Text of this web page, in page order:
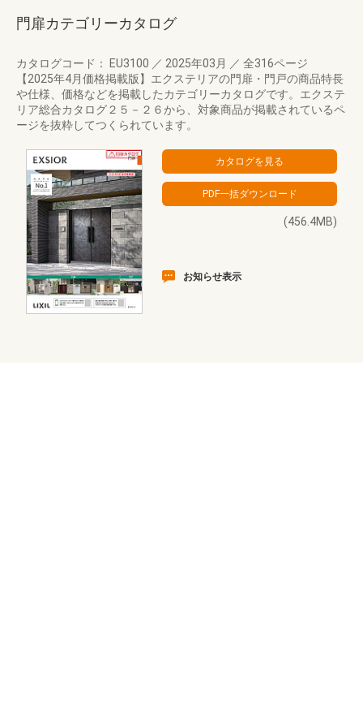
門扉カテゴリーカタログ
カタログコード： EU3100 ／ 2025年03月 ／ 全316ページ
【2025年4月価格掲載版】エクステリアの門扉・門戸の商品特長
や仕様、価格などを掲載したカテゴリーカタログです。エクステ
リア総合カタログ２５－２６から、対象商品が掲載されているペ
ージを抜粋してつくられています。
(456.4MB)
お知らせ表示